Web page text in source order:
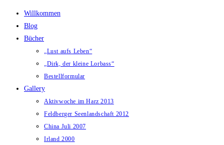
Willkommen
Blog
Bücher
„Lust aufs Leben“
„Dirk, der kleine Lorbass“
Bestellformular
Gallery
Aktivwoche im Harz 2013
Feldberger Seenlandschaft 2012
China Juli 2007
Irland 2000